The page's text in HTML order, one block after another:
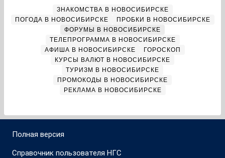
ЗНАКОМСТВА В НОВОСИБИРСКЕ
ПОГОДА В НОВОСИБИРСКЕ
ПРОБКИ В НОВОСИБИРСКЕ
ФОРУМЫ В НОВОСИБИРСКЕ
ТЕЛЕПРОГРАММА В НОВОСИБИРСКЕ
АФИША В НОВОСИБИРСКЕ
ГОРОСКОП
КУРСЫ ВАЛЮТ В НОВОСИБИРСКЕ
ТУРИЗМ В НОВОСИБИРСКЕ
ПРОМОКОДЫ В НОВОСИБИРСКЕ
РЕКЛАМА В НОВОСИБИРСКЕ
Полная версия
Справочник пользователя НГС